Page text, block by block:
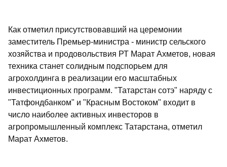
Как отметил присутствовавший на церемонии
заместитель Премьер-министра - министр сельского
хозяйства и продовольствия РТ Марат Ахметов, новая
техника станет солидным подспорьем для
агрохолдинга в реализации его масштабных
инвестиционных программ. "Татарстан сотэ" наряду с
"Татфондбанком" и "Красным Востоком" входит в
число наиболее активных инвесторов в
агропромышленный комплекс Татарстана, отметил
Марат Ахметов.